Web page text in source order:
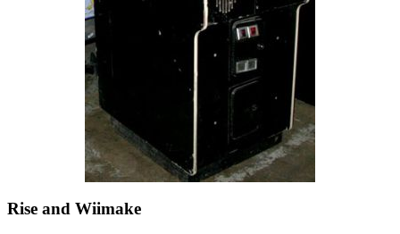
Rise and Wiimake